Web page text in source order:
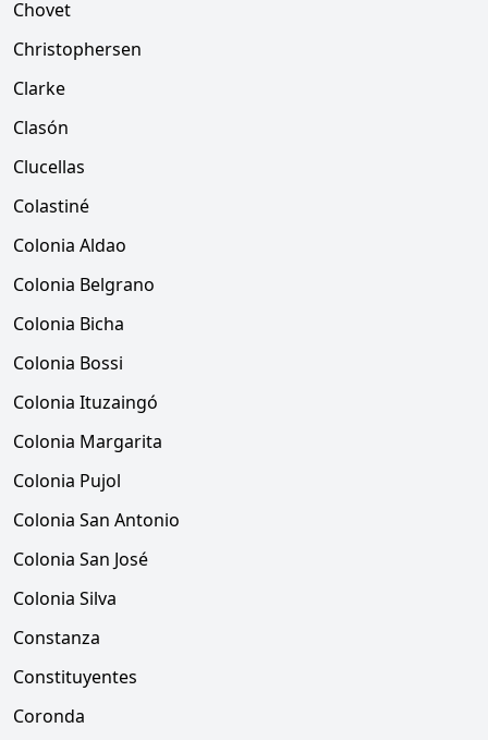
Chovet
Christophersen
Clarke
Clasón
Clucellas
Colastiné
Colonia Aldao
Colonia Belgrano
Colonia Bicha
Colonia Bossi
Colonia Ituzaingó
Colonia Margarita
Colonia Pujol
Colonia San Antonio
Colonia San José
Colonia Silva
Constanza
Constituyentes
Coronda